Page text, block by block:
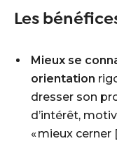
Les
Mieux se
orientation
dresser son
d’intérêt,
« mieux